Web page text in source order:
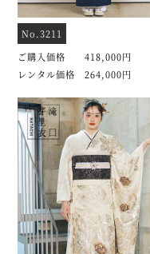
No.3211
ご購入価格 418,000円
レンタル価格 264,000円